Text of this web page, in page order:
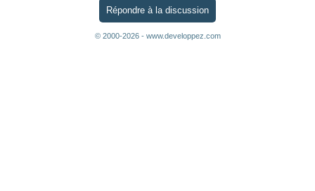
Répondre à la discussion
© 2000-2026 - www.developpez.com